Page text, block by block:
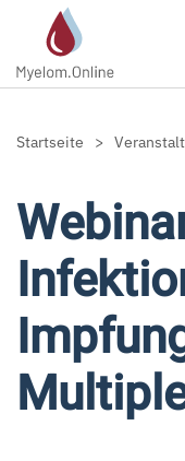
Zum Hauptinhalt
Startseite